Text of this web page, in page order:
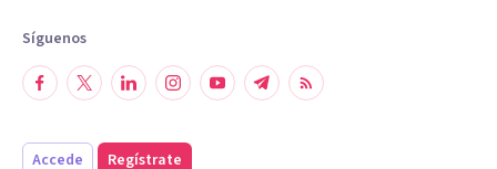
Síguenos
Accede Regístrate